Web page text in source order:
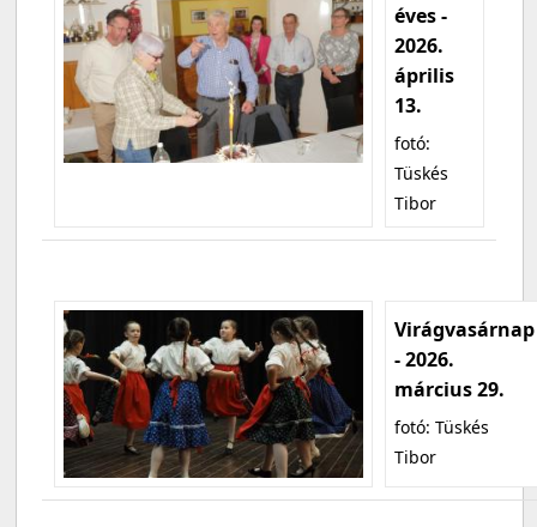
éves -
2026.
április
13.
fotó:
Tüskés
Tibor
Virágvasárnap
- 2026.
március 29.
fotó: Tüskés
Tibor